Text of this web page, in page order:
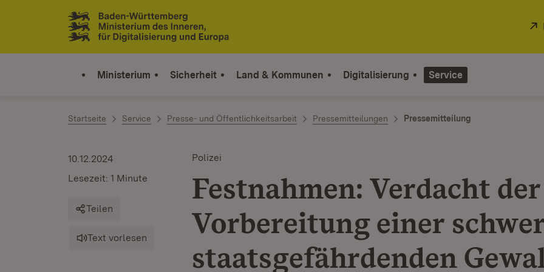
Zum Inhalt springen
Link zur Startseite
Ministerium Sicherheit Land & Kommunen Digitalisierung Service
Startseite Service Presse- und Öffentlichkeitsarbeit Pressemitteilungen Pressemitteilung
Polizei
Festnahmen: Verdacht der
Vorbereitung einer
staatsgefährdenden
10.12.2024
Lesezeit: 1 Minute
Teilen
Text vorlesen